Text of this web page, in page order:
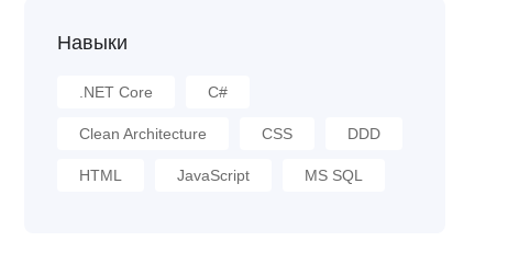
Навыки
.NET Core C#
Clean Architecture CSS DDD
HTML JavaScript MS SQL